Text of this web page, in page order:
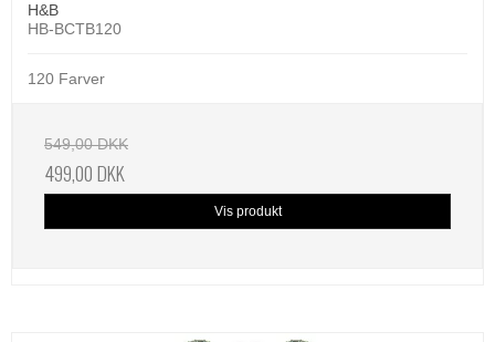
H&B
HB-BCTB120
120 Farver
549,00 DKK
499,00 DKK
Vis produkt